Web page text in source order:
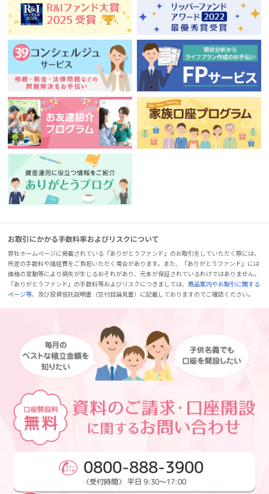
お取引にかかる手数料率およびリスクについて
弊社ホームページに掲載されている『ありがとうファンド』のお取引をしていただく際には、
所定の手数料や諸経費をご負担いただく場合があります。また、『ありがとうファンド』には
価格の変動等により損失が生じるおそれがあり、元本が保証されているわけではありません。
『ありがとうファンド』の手数料等およびリスクにつきましては、商品案内やお取引に関する
ページ等、及び投資信託説明書（交付目論見書）に記載しておりますのでご確認ください。
0800-888-3900
〈受付時間〉 平日 9:30～17:00